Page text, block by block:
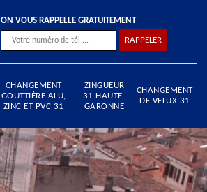
ON VOUS RAPPELLE GRATUITEMENT
CHANGEMENT
GOUTTIÈRE ALU,
ZINC ET PVC 31
ZINGUEUR
31 HAUTE-
GARONNE
CHANGEMENT
DE VELUX 31